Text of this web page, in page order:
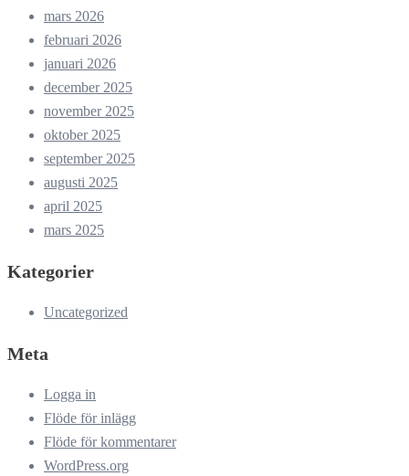
mars 2026
februari 2026
januari 2026
december 2025
november 2025
oktober 2025
september 2025
augusti 2025
april 2025
mars 2025
Kategorier
Uncategorized
Meta
Logga in
Flöde för inlägg
Flöde för kommentarer
WordPress.org